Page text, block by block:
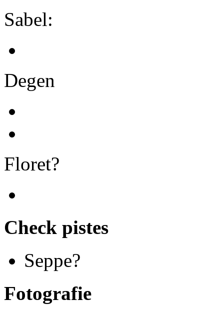
Sabel:
Degen
Floret?
Check pistes
Seppe?
Fotografie